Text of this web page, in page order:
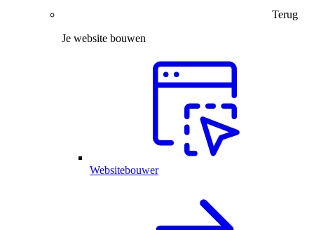
Terug
Je website bouwen
Websitebouwer